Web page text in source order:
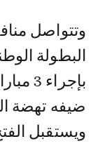
وتتواصل
البطولة
ضيفه تهضة
ويستقبل